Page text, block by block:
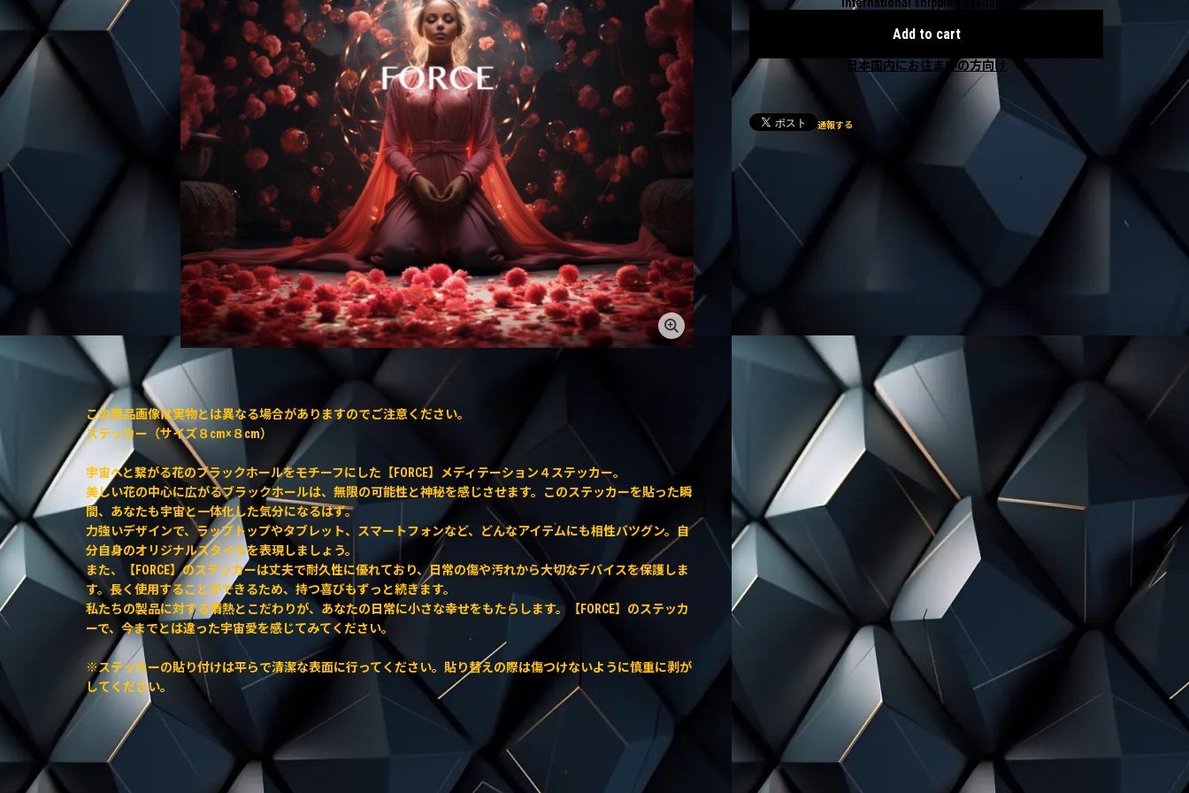
Add to cart
日本国内にお住まいの方向け
通報する
この商品画像は実物とは異なる場合がありますのでご注意ください。
ステッカー（サイズ８cm×８cm）
宇宙へと繋がる花のブラックホールをモチーフにした【FORCE】メディテーション４ステッカー。
美しい花の中心に広がるブラックホールは、無限の可能性と神秘を感じさせます。このステッカーを貼った瞬
間、あなたも宇宙と一体化した気分になるはず。
力強いデザインで、ラップトップやタブレット、スマートフォンなど、どんなアイテムにも相性バツグン。自
分自身のオリジナルスタイルを表現しましょう。
また、【FORCE】のステッカーは丈夫で耐久性に優れており、日常の傷や汚れから大切なデバイスを保護しま
す。長く使用することができるため、持つ喜びもずっと続きます。
私たちの製品に対する情熱とこだわりが、あなたの日常に小さな幸せをもたらします。【FORCE】のステッカ
ーで、今までとは違った宇宙愛を感じてみてください。
※ステッカーの貼り付けは平らで清潔な表面に行ってください。貼り替えの際は傷つけないように慎重に剥が
してください。